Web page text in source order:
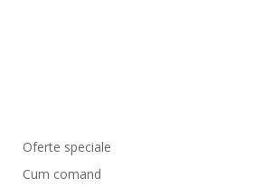
Oferte speciale
Cum comand